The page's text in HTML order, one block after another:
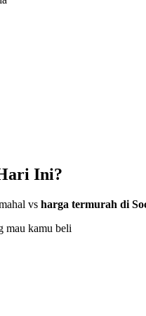
Ini?
vs harga termurah di
mau kamu beli